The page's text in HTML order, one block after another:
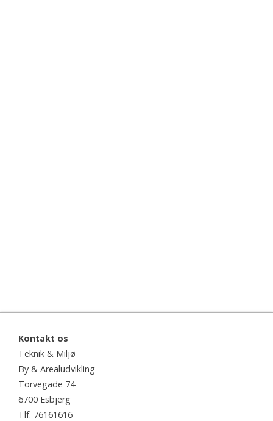
Kontakt os
Teknik & Miljø
By & Arealudvikling
Torvegade 74
6700 Esbjerg
Tlf. 76161616